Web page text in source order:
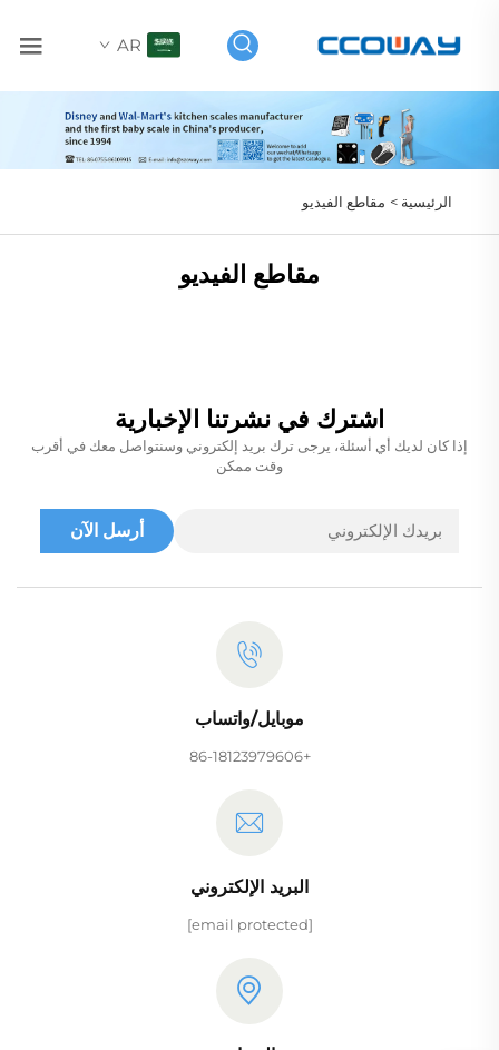
AR
الرئيسية > مقاطع الفيديو
مقاطع الفيديو
اشترك في نشرتنا الإخبارية
إذا كان لديك أي أسئلة، يرجى ترك بريد إلكتروني وسنتواصل معك في أقرب
وقت ممكن
أرسل الآن
موبايل/واتساب
+86-18123979606
البريد الإلكتروني
[email protected]